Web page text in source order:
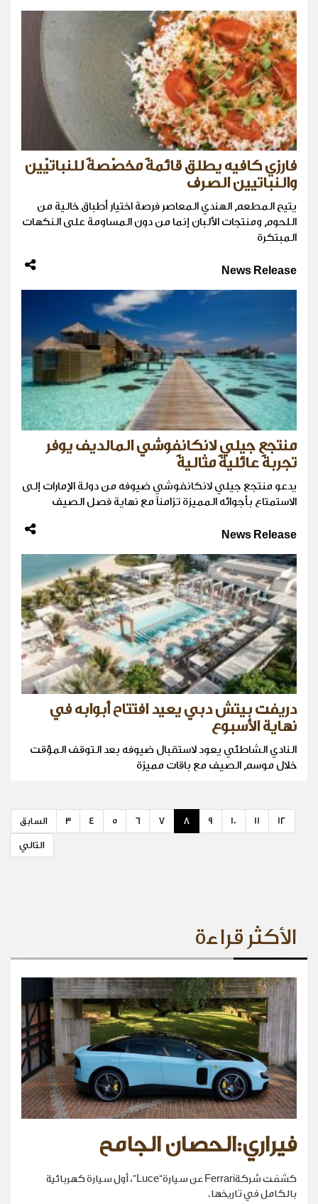
فارزي كافيه يطلق قائمةً مخصّصةً للنباتيّين
والنباتيين الصرف
يتيح المطعم الهندي المعاصر فرصة اختيار أطباق خالية من
اللحوم ومنتجات الألبان إنما من دون المساومة على النكهات
المبتكرة
News Release
منتجع جيلي لانكانفوشي المالديف يوفر
تجربةً عائليةً مثاليةً
يدعو منتجع جيلي لانكانفوشي ضيوفه من دولة الإمارات إلى
الاستمتاع بأجوائه المميزة تزامناً مع نهاية فصل الصيف
News Release
دريفت بيتش دبي يعيد افتتاح أبوابه في
نهاية الأسبوع
النادي الشاطئي يعود لاستقبال ضيوفه بعد التوقف المؤقت
خلال موسم الصيف مع باقات مميزة
السابق 3 4 5 6 7 8 9 10 11 12
التالي
الأكثر قراءة
فيراري:الحصان الجامح
كشفت شركةFerrari عن سيارة“Luce”، أول سيارة كهربائية
بالكامل في تاريخها.